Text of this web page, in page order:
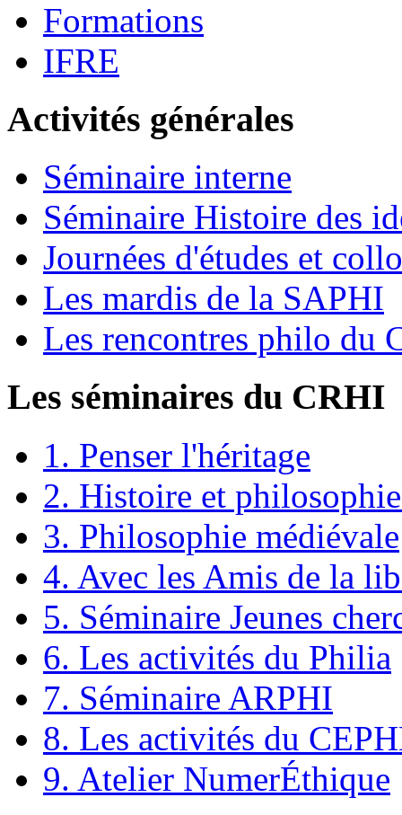
Formations
IFRE
Activités générales
Séminaire interne
Séminaire Histoire des
Journées d'études et
Les mardis de la SAPHI
Les rencontres philo du
Les séminaires du CRHI
1. Penser l'héritage
2. Histoire et philosophie
3. Philosophie médiévale
4. Avec les Amis de la
5. Séminaire Jeunes
6. Les activités du Philia
7. Séminaire ARPHI
8. Les activités du
9. Atelier NumerÉthique